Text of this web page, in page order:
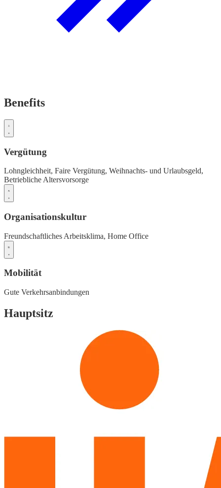
Benefits
Vergütung
Lohngleichheit, Faire Vergütung, Weihnachts- und Urlaubsgeld,
Betriebliche Altersvorsorge
Organisationskultur
Freundschaftliches Arbeitsklima, Home Office
Mobilität
Gute Verkehrsanbindungen
Hauptsitz